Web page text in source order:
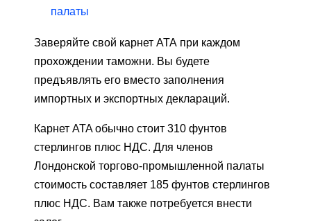
палаты
Заверяйте свой карнет АТА при каждом
прохождении таможни. Вы будете
предъявлять его вместо заполнения
импортных и экспортных деклараций.
Карнет ATA обычно стоит 310 фунтов
стерлингов плюс НДС. Для членов
Лондонской торгово-промышленной палаты
стоимость составляет 185 фунтов стерлингов
плюс НДС. Вам также потребуется внести